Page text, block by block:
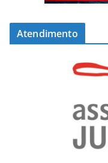
Atendimento